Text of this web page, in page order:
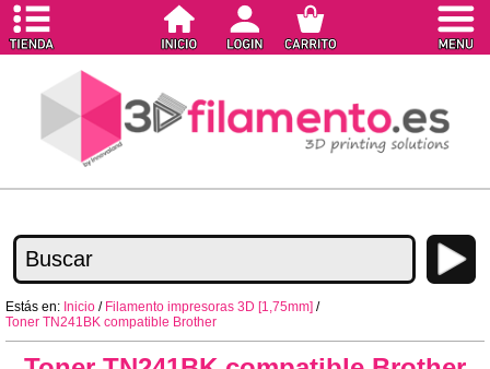
Estás en: Inicio / Filamento impresoras 3D [1,75mm] /
Toner TN241BK compatible Brother